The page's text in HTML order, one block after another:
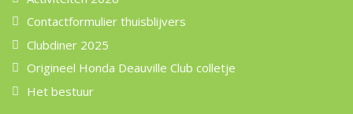
Contactformulier thuisblijvers
Clubdiner 2025
Origineel Honda Deauville Club colletje
Het bestuur